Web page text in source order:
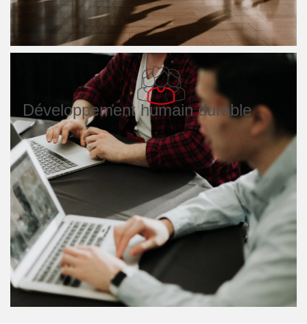
Développement humain durable
Les personnes ne sont pas seulement les pivots du
développement et de la réussite des entreprises : elles
donnent tout leur sens à des concepts tels que la
durabilité, la justice sociale et l’égalité.